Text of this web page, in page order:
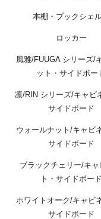
本棚・ブックシェ
ロッカー
風雅/FUUGA シリーズ/
ット・サイドボー
凛/RIN シリーズ/キャビ
サイドボード
ウォールナット/キャビ
サイドボード
ブラックチェリー/キャ
ト・サイドボード
ホワイトオーク/キャビ
サイドボード